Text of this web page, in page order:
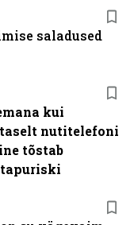
kui
nutitelefoni
tõstab
saladused